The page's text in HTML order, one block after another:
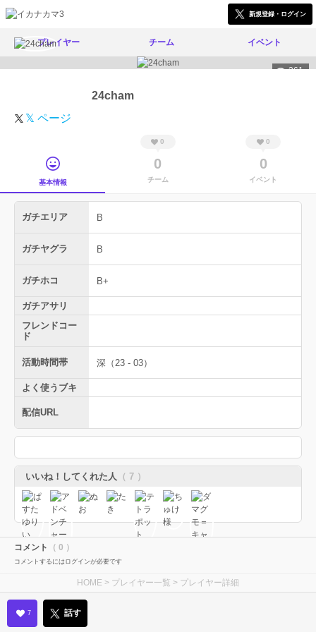
新規登録・ログイン
プレイヤー チーム イベント
361
24cham
𝕏 ページ
基本情報
0
0
チーム
0
0
イベント
ガチエリア B
ガチヤグラ B
ガチホコ B+
ガチアサリ
フレンドコー
ド
活動時間帯 深（23 - 03）
よく使うブキ
配信URL
いいね！してくれた人 （ 7 ）
コメント （ 0 ）
コメントするにはログインが必要です
HOME > プレイヤー一覧 > プレイヤー詳細
7 話す